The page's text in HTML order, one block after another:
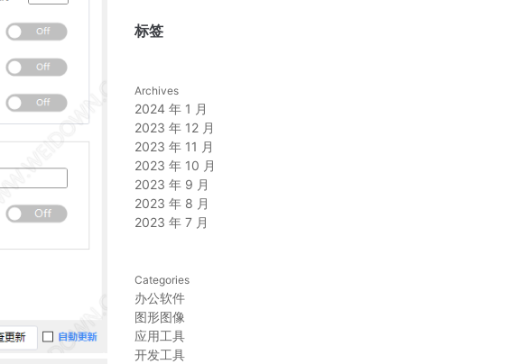
标签
Archives
2024 年 1 月
2023 年 12 月
2023 年 11 月
2023 年 10 月
2023 年 9 月
2023 年 8 月
2023 年 7 月
Categories
办公软件
图形图像
应用工具
开发工具